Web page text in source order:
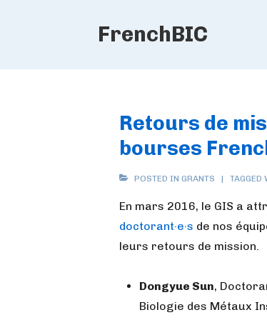
FrenchBIC
Retours de
bourses
POSTED IN GRANTS TAGGED
En mars 2016, le GIS a
doctorant·e·s de nos
leurs retours de mission.
Dongyue Sun,
Biologie des Métaux